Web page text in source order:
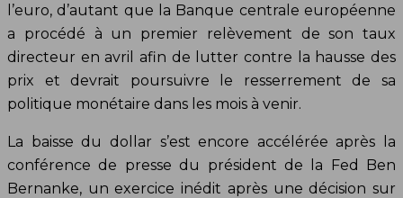
l’euro, d’autant que la Banque centrale européenne
a procédé à un premier relèvement de son taux
directeur en avril afin de lutter contre la hausse des
prix et devrait poursuivre le resserrement de sa
politique monétaire dans les mois à venir.
La baisse du dollar s’est encore accélérée après la
conférence de presse du président de la Fed Ben
Bernanke, un exercice inédit après une décision sur